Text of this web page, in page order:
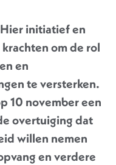
Hier initiatief en
om de rol
en
te versterken.
10 november een
overtuiging dat
willen nemen
en verdere